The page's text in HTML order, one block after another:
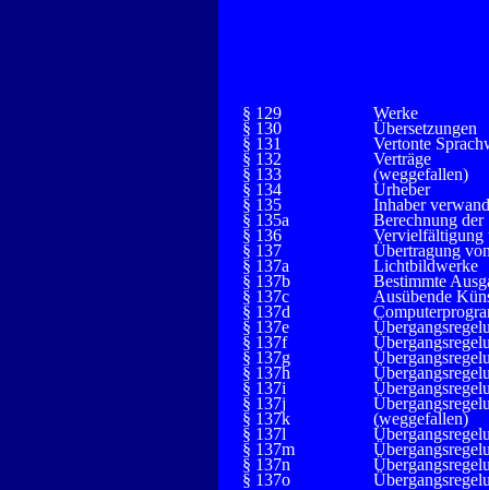
§ 129
Werke
§ 130
Übersetzungen
§ 131
Vertonte
§ 132
Verträge
§ 133
(weggefallen)
§ 134
Urheber
§ 135
Inhaber
§ 135a
Berechnung der
§ 136
Vervielfältigung
§ 137
Übertragung
§ 137a
Lichtbildwerke
§ 137b
Bestimmte
§ 137c
Ausübende
§ 137d
§ 137e
§ 137f
§ 137g
§ 137h
§ 137i
§ 137j
§ 137k
(weggefallen)
§ 137l
§ 137m
§ 137n
§ 137o